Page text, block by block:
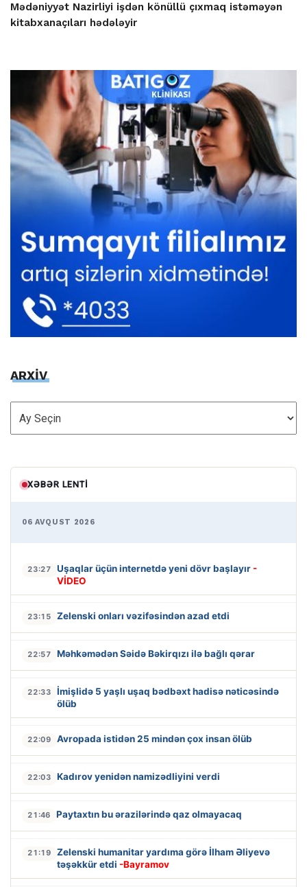
Mədəniyyət Nazirliyi işdən könüllü çıxmaq istəməyən
kitabxanaçıları hədələyir
ARXİV
ARXİV
XƏBƏR LENTI
06 AVQUST 2026
23:27 Uşaqlar üçün internetdə yeni dövr başlayır -
VİDEO
23:15 Zelenski onları vəzifəsindən azad etdi
22:57 Məhkəmədən Səidə Bəkirqızı ilə bağlı qərar
22:33
İmişlidə 5 yaşlı uşaq bədbəxt hadisə nəticəsində
ölüb
22:09 Avropada istidən 25 mindən çox insan ölüb
22:03 Kadırov yenidən namizədliyini verdi
21:46 Paytaxtın bu ərazilərində qaz olmayacaq
21:19
Zelenski humanitar yardıma görə İlham Əliyevə
təşəkkür etdi -Bayramov